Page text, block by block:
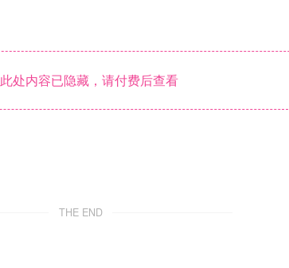
此处内容已隐藏，请付费后查看
THE END